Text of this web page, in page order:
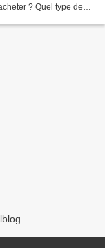
? Quel type de